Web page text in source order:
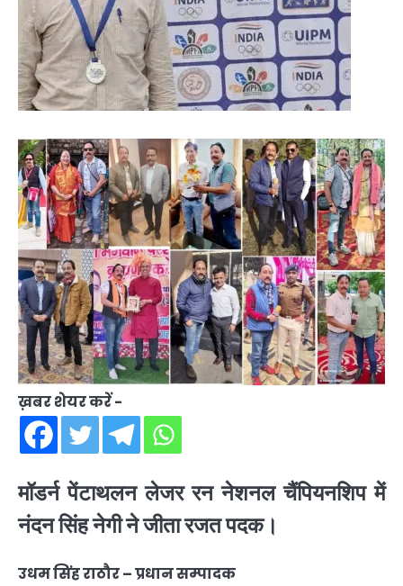
ख़बर शेयर करें -
मॉडर्न पेंटाथलन लेजर रन नेशनल चैंपियनशिप में
नंदन सिंह नेगी ने जीता रजत पदक।
उधम सिंह राठौर – प्रधान सम्पादक